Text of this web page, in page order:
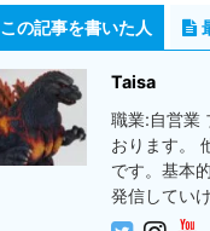
この記事を書いた人
Taisa
職業:自営業
おります。
です。基本
発信してい